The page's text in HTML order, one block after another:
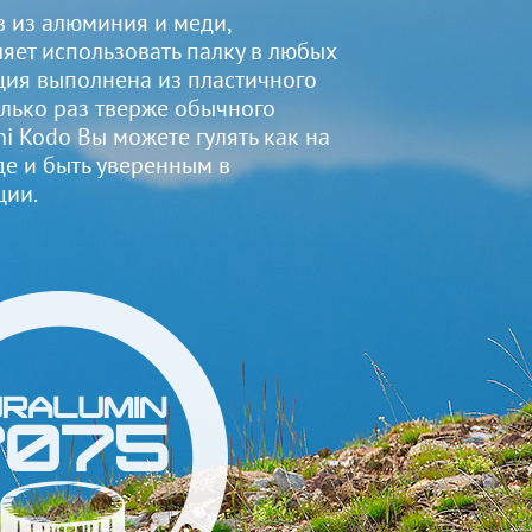
из алюминия и меди,
использовать палку в любых
выполнена из пластичного
раз тверже обычного
Kodo Вы можете гулять как на
и быть уверенным в